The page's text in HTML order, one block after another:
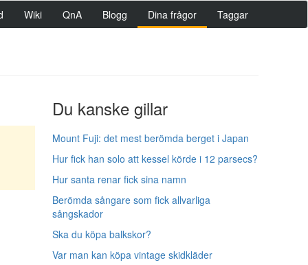
Wiki QnA Blogg Dina frågor Taggar
Du kanske gillar
Mount Fuji: det mest berömda berget i Japan
Hur fick han solo att kessel körde i 12 parsecs?
Hur santa renar fick sina namn
Berömda sångare som fick allvarliga
sångskador
Ska du köpa balkskor?
Var man kan köpa vintage skidkläder